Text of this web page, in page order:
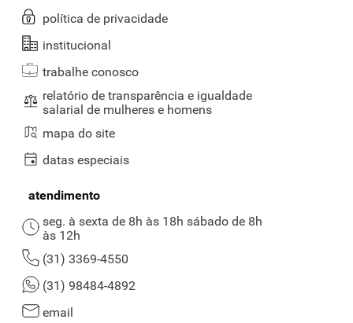
política de privacidade
institucional
trabalhe conosco
relatório de transparência e igualdade
salarial de mulheres e homens
mapa do site
datas especiais
atendimento
seg. à sexta de 8h às 18h sábado de 8h
às 12h
(31) 3369-4550
(31) 98484-4892
email